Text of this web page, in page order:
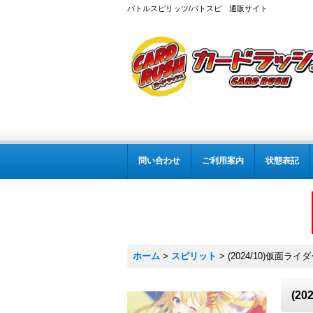
バトルスピリッツ/バトスピ 通販サイト
問い合わせ ご利用案内 状態表記
ホーム > スピリット > (2024/10)仮面ライ